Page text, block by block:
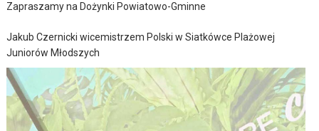
Zapraszamy na Dożynki Powiatowo-Gminne
Jakub Czernicki wicemistrzem Polski w Siatkówce Plażowej
Juniorów Młodszych